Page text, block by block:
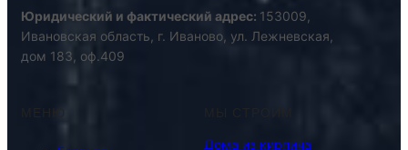
Юридический и фактический адрес: 153009,
Ивановская область, г. Иваново, ул. Лежневская,
дом 183, оф.409
Дома из кирпича